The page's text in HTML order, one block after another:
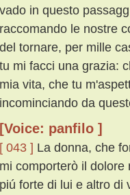
vado in questo
raccomando le nostre
del tornare, per mille
tu mi facci una grazia:
mia vita, che tu
incominciando da
[Voice: panfilo ]
[ 043 ] La donna, che
mi comporterò il
piú forte di lui e altro di